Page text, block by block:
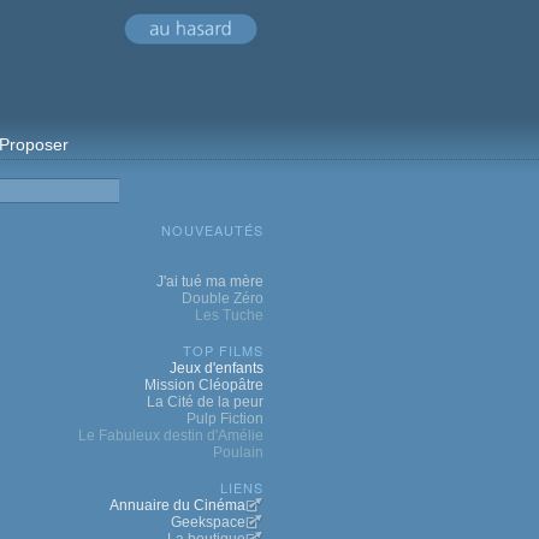
Proposer
NOUVEAUTÉS
J'ai tué ma mère
Double Zéro
Les Tuche
TOP FILMS
Jeux d'enfants
Mission Cléopâtre
La Cité de la peur
Pulp Fiction
Le Fabuleux destin d'Amélie
Poulain
LIENS
Annuaire du Cinéma
Geekspace